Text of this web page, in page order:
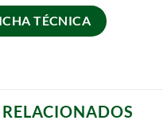
TÉCNICA